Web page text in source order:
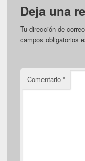
Deja una
Tu dirección de
campos obligatorios
Comentario*